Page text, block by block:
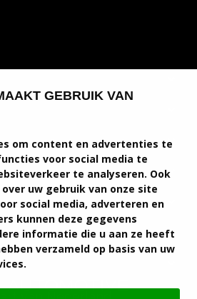
GEBRUIK VAN
om content en advertenties te
voor social media te
te analyseren. Ook
uw gebruik van onze site
social media, adverteren en
kunnen deze gegevens
informatie die u aan ze heeft
verzameld op basis van uw